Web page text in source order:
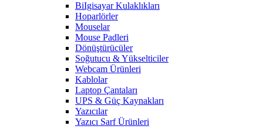
BiIgisayar Kulaklıkları
Hoparlörler
Mouselar
Mouse Padleri
Dönüştürücüler
Soğutucu & Yükselticiler
Webcam Ürünleri
Kablolar
Laptop Çantaları
UPS & Güç Kaynakları
Yazıcılar
Yazıcı Sarf Ürünleri